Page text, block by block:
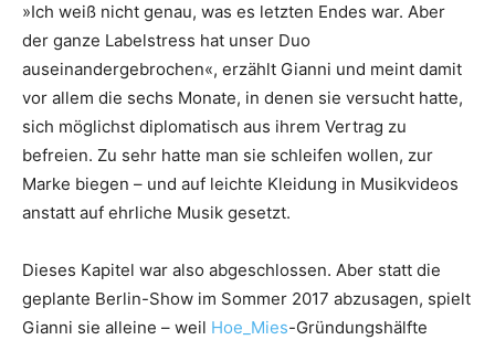
»Ich weiß nicht genau, was es letzten Endes war. Aber
der ganze Labelstress hat unser Duo
auseinandergebrochen«, erzählt Gianni und meint damit
vor allem die sechs Monate, in denen sie versucht hatte,
sich möglichst diplomatisch aus ihrem Vertrag zu
befreien. Zu sehr hatte man sie schleifen wollen, zur
Marke biegen – und auf leichte Kleidung in Musikvideos
anstatt auf ehrliche Musik gesetzt.
Dieses Kapitel war also abgeschlossen. Aber statt die
geplante Berlin-Show im Sommer 2017 abzusagen, spielt
Gianni sie alleine – weil Hoe_Mies-Gründungshälfte